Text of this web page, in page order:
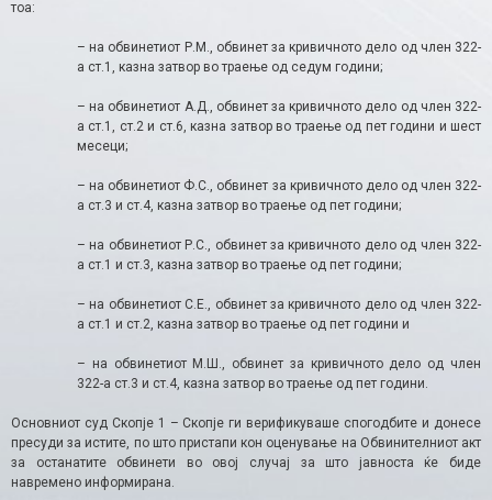
тоа:
– на обвинетиот Р.М., обвинет за кривичното дело од член 322-
а ст.1, казна затвор во траење од седум години;
– на обвинетиот А.Д., обвинет за кривичното дело од член 322-
а ст.1, ст.2 и ст.6, казна затвор во траење од пет години и шест
месеци;
– на обвинетиот Ф.С., обвинет за кривичното дело од член 322-
а ст.3 и ст.4, казна затвор во траење од пет години;
– на обвинетиот Р.С., обвинет за кривичното дело од член 322-
а ст.1 и ст.3, казна затвор во траење од пет години;
– на обвинетиот С.Е., обвинет за кривичното дело од член 322-
а ст.1 и ст.2, казна затвор во траење од пет години и
– на обвинетиот М.Ш., обвинет за кривичното дело од член
322-а ст.3 и ст.4, казна затвор во траење од пет години.
Основниот суд Скопје 1 – Скопје ги верификуваше спогодбите и донесе
пресуди за истите, по што пристапи кон оценување на Обвинителниот акт
за останатите обвинети во овој случај за што јавноста ќе биде
навремено информирана.